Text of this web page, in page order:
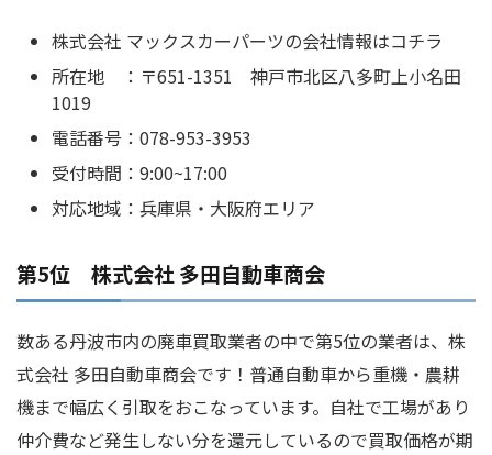
株式会社 マックスカーパーツの会社情報はコチラ
所在地 ：〒651-1351 神戸市北区八多町上小名田
1019
電話番号：078-953-3953
受付時間：9:00~17:00
対応地域：兵庫県・大阪府エリア
第5位 株式会社 多田自動車商会
数ある丹波市内の廃車買取業者の中で第5位の業者は、株
式会社 多田自動車商会です！普通自動車から重機・農耕
機まで幅広く引取をおこなっています。自社で工場があり
仲介費など発生しない分を還元しているので買取価格が期